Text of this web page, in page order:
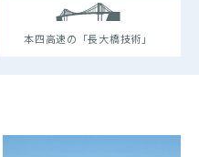
本四高速の「長大橋技術」